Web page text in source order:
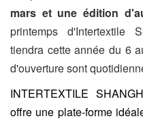
mars et une édition
printemps d'Intertextile
tiendra cette année du 6
d'ouverture sont
INTERTEXTILE
offre une plate-forme